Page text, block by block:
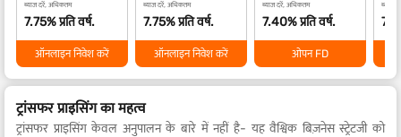
ब्याज दरें, अधिकतम
7.75% प्रति वर्ष.
ऑनलाइन निवेश करें
ब्याज दरें, अधिकतम
7.75% प्रति वर्ष.
ऑनलाइन निवेश करें
ब्याज दरें, अधिकतम
7.40% प्रति वर्ष.
ओपन FD
ब्याज
ट्रांसफर प्राइसिंग का महत्व
ट्रांसफर प्राइसिंग केवल अनुपालन के बारे में नहीं है- यह वैश्विक बिज़नेस स्ट्रेटजी को